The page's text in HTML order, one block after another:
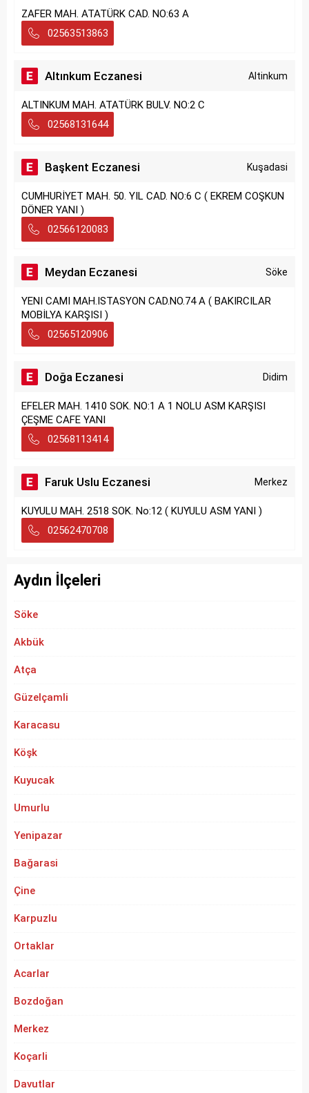
ZAFER MAH. ATATÜRK CAD. NO:63 A
02563513863
Altınkum Eczanesi Altinkum
ALTINKUM MAH. ATATÜRK BULV. NO:2 C
02568131644
Başkent Eczanesi Kuşadasi
CUMHURİYET MAH. 50. YIL CAD. NO:6 C ( EKREM COŞKUN
DÖNER YANI )
02566120083
Meydan Eczanesi Söke
YENI CAMI MAH.ISTASYON CAD.NO.74 A ( BAKIRCILAR
MOBİLYA KARŞISI )
02565120906
Doğa Eczanesi Didim
EFELER MAH. 1410 SOK. NO:1 A 1 NOLU ASM KARŞISI
ÇEŞME CAFE YANI
02568113414
Faruk Uslu Eczanesi Merkez
KUYULU MAH. 2518 SOK. No:12 ( KUYULU ASM YANI )
02562470708
Aydın İlçeleri
Söke
Akbük
Atça
Güzelçamli
Karacasu
Köşk
Kuyucak
Umurlu
Yenipazar
Bağarasi
Çine
Karpuzlu
Ortaklar
Acarlar
Bozdoğan
Merkez
Koçarli
Davutlar